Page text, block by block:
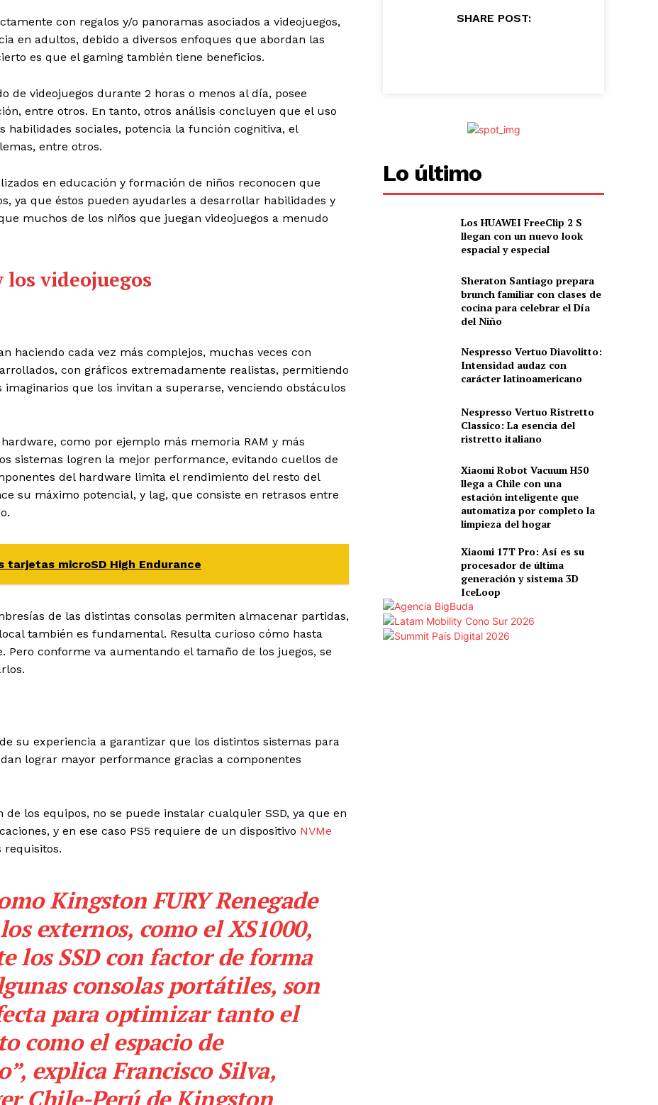
con regalos y/o panoramas asociados a videojuegos,
en adultos, debido a diversos enfoques que abordan las
es que el gaming también tiene beneficios.
de videojuegos durante 2 horas o menos al día, posee
entre otros. En tanto, otros análisis concluyen que el uso
habilidades sociales, potencia la función cognitiva, el
entre otros.
en educación y formación de niños reconocen que
ya que éstos pueden ayudarles a desarrollar habilidades y
muchos de los niños que juegan videojuegos a menudo
videojuegos
haciendo cada vez más complejos, muchas veces con
con gráficos extremadamente realistas, permitiendo
que los invitan a superarse, venciendo obstáculos
como por ejemplo más memoria RAM y más
sistemas logren la mejor performance, evitando cuellos de
del hardware limita el rendimiento del resto del
su máximo potencial, y lag, que consiste en retrasos entre
tarjetas microSD High Endurance
de las distintas consolas permiten almacenar partidas,
también es fundamental. Resulta curioso cómo hasta
Pero conforme va aumentando el tamaño de los juegos, se
su experiencia a garantizar que los distintos sistemas para
lograr mayor performance gracias a componentes
los equipos, no se puede instalar cualquier SSD, ya que en
y en ese caso PS5 requiere de un dispositivo NVMe
requisitos.
Kingston FURY Renegade
externos, como el XS1000,
los SSD con factor de forma
consolas portátiles, son
para optimizar tanto el
como el espacio de
explica Francisco Silva,
Chile-Perú de Kingston
SHARE POST:
Lo último
Los HUAWEI FreeClip 2 S
llegan con un nuevo look
espacial y especial
Sheraton Santiago prepara
brunch familiar con clases de
cocina para celebrar el Día
del Niño
Nespresso Vertuo Diavolitto:
Intensidad audaz con
carácter latinoamericano
Nespresso Vertuo Ristretto
Classico: La esencia del
ristretto italiano
Xiaomi Robot Vacuum H50
llega a Chile con una
estación inteligente que
automatiza por completo la
limpieza del hogar
Xiaomi 17T Pro: Así es su
procesador de última
generación y sistema 3D
IceLoop